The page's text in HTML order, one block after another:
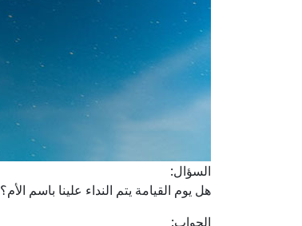
السؤال:
هل يوم القيامة يتم النداء علينا باسم الأم؟
الجواب: